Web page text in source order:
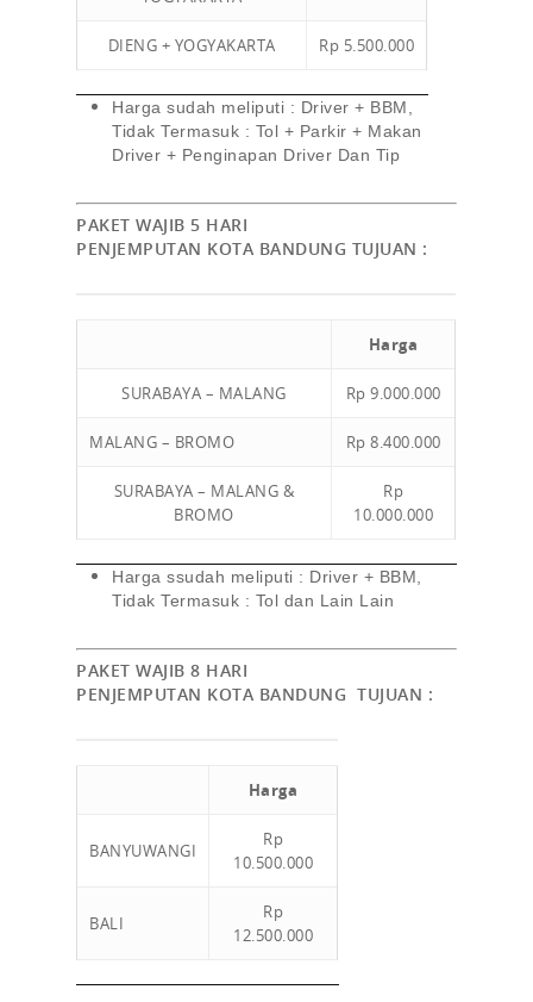
DIENG + YOGYAKARTA Rp 5.500.000
Harga sudah meliputi : Driver + BBM,
Tidak Termasuk : Tol + Parkir + Makan
Driver + Penginapan Driver Dan Tip
PAKET WAJIB 5 HARI
PENJEMPUTAN KOTA BANDUNG TUJUAN :
Harga
SURABAYA – MALANG Rp 9.000.000
MALANG – BROMO Rp 8.400.000
SURABAYA – MALANG &
BROMO
Rp
10.000.000
Harga ssudah meliputi : Driver + BBM,
Tidak Termasuk : Tol dan Lain Lain
PAKET WAJIB 8 HARI
PENJEMPUTAN KOTA BANDUNG TUJUAN :
Harga
BANYUWANGI
Rp
10.500.000
BALI
Rp
12.500.000